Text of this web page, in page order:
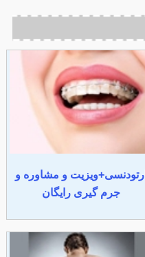
ارتودنسی+ویزیت و مشاوره و
جرم گیری رایگان